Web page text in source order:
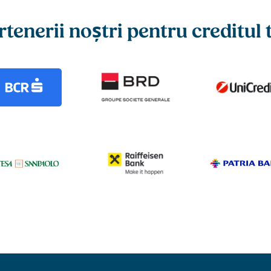
noștri pentru creditul